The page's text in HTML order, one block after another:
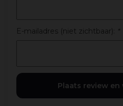
E-mailadres (niet zichtbaar): *